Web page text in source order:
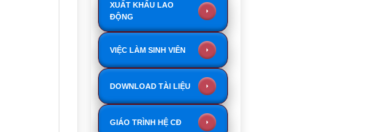
XUẤT KHẨU LAO
ĐỘNG
VIỆC LÀM SINH VIÊN
DOWNLOAD TÀI LIỆU
GIÁO TRÌNH HỆ CĐ